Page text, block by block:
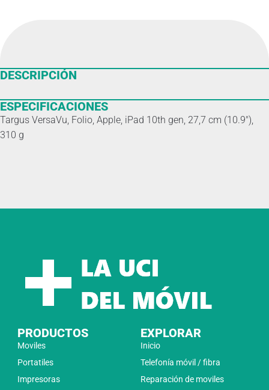
DESCRIPCIÓN
ESPECIFICACIONES
Targus VersaVu, Folio, Apple, iPad 10th gen, 27,7 cm (10.9″),
310 g
PRODUCTOS
Moviles
Portatiles
Impresoras
EXPLORAR
Inicio
Telefonía móvil / fibra
Reparación de moviles